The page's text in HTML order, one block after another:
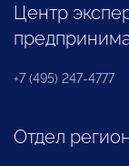
Центр
+7 (495) 247-4777
Отдел